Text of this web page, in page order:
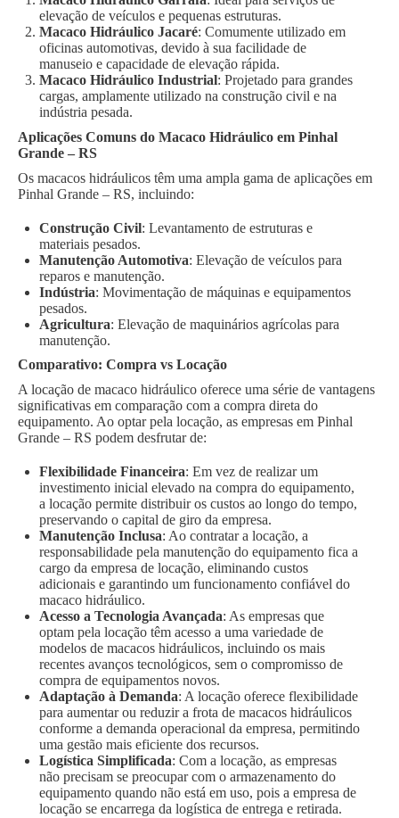
elevação de veículos e pequenas estruturas.
Macaco Hidráulico Jacaré: Comumente utilizado em
oficinas automotivas, devido à sua facilidade de
manuseio e capacidade de elevação rápida.
Macaco Hidráulico Industrial: Projetado para grandes
cargas, amplamente utilizado na construção civil e na
indústria pesada.
Aplicações Comuns do Macaco Hidráulico em Pinhal
Grande – RS
Os macacos hidráulicos têm uma ampla gama de aplicações em
Pinhal Grande – RS, incluindo:
Construção Civil: Levantamento de estruturas e
materiais pesados.
Manutenção Automotiva: Elevação de veículos para
reparos e manutenção.
Indústria: Movimentação de máquinas e equipamentos
pesados.
Agricultura: Elevação de maquinários agrícolas para
manutenção.
Comparativo: Compra vs Locação
A locação de macaco hidráulico oferece uma série de vantagens
significativas em comparação com a compra direta do
equipamento. Ao optar pela locação, as empresas em Pinhal
Grande – RS podem desfrutar de:
Flexibilidade Financeira: Em vez de realizar um
investimento inicial elevado na compra do equipamento,
a locação permite distribuir os custos ao longo do tempo,
preservando o capital de giro da empresa.
Manutenção Inclusa: Ao contratar a locação, a
responsabilidade pela manutenção do equipamento fica a
cargo da empresa de locação, eliminando custos
adicionais e garantindo um funcionamento confiável do
macaco hidráulico.
Acesso a Tecnologia Avançada: As empresas que
optam pela locação têm acesso a uma variedade de
modelos de macacos hidráulicos, incluindo os mais
recentes avanços tecnológicos, sem o compromisso de
compra de equipamentos novos.
Adaptação à Demanda: A locação oferece flexibilidade
para aumentar ou reduzir a frota de macacos hidráulicos
conforme a demanda operacional da empresa, permitindo
uma gestão mais eficiente dos recursos.
Logística Simplificada: Com a locação, as empresas
não precisam se preocupar com o armazenamento do
equipamento quando não está em uso, pois a empresa de
locação se encarrega da logística de entrega e retirada.